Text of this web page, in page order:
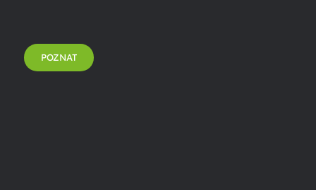
POZNAT